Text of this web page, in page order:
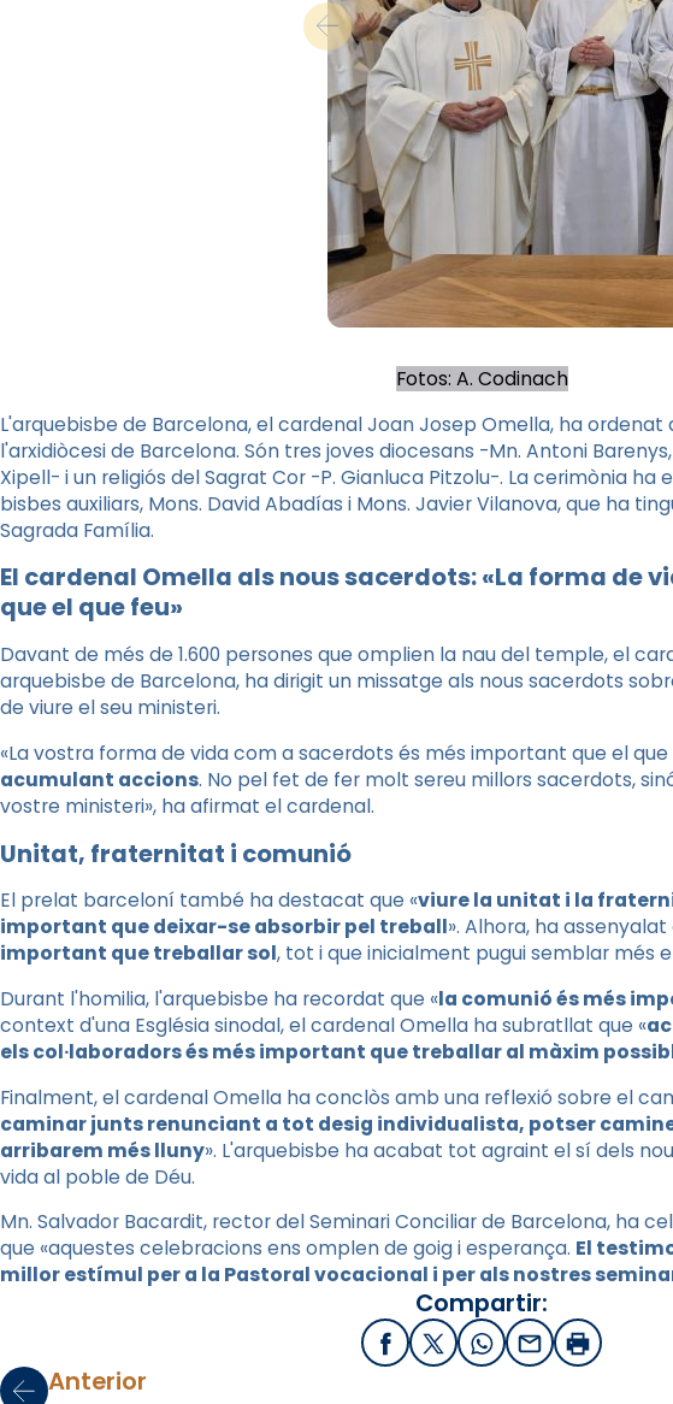
Fotos: A. Codinach
L'arquebisbe de Barcelona, el cardenal Joan Josep Omella, ha
l'arxidiòcesi de Barcelona. Són tres joves diocesans -Mn. Antoni
Xipell- i un religiós del Sagrat Cor -P. Gianluca Pitzolu-. La cerimònia
bisbes auxiliars, Mons. David Abadías i Mons. Javier Vilanova, que ha
Sagrada Família.
El cardenal Omella als nous sacerdots: «La forma de
que el que feu»
Davant de més de 1.600 persones que omplien la nau del temple, el
arquebisbe de Barcelona, ha dirigit un missatge als nous sacerdots
de viure el seu ministeri.
«La vostra forma de vida com a sacerdots és més important que el que
acumulant accions. No pel fet de fer molt sereu millors sacerdots,
vostre ministeri», ha afirmat el cardenal.
Unitat, fraternitat i comunió
El prelat barceloní també ha destacat que «viure la unitat i la
important que deixar-se absorbir pel treball». Alhora, ha assenyalat
important que treballar sol, tot i que inicialment pugui semblar més
Durant l'homilia, l'arquebisbe ha recordat que «la comunió és més
context d'una Església sinodal, el cardenal Omella ha subratllat que «
els col·laboradors és més important que treballar al màxim
Finalment, el cardenal Omella ha conclòs amb una reflexió sobre el
caminar junts renunciant a tot desig individualista, potser
arribarem més lluny». L'arquebisbe ha acabat tot agraint el sí dels
vida al poble de Déu.
Mn. Salvador Bacardit, rector del Seminari Conciliar de Barcelona, ha
que «aquestes celebracions ens omplen de goig i esperança. El
millor estímul per a la Pastoral vocacional i per als nostres
Compartir:
FacebookX / Twitter
WhatsApp
EmailImprimir
Anterior